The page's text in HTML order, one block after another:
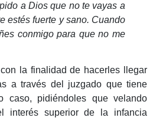
a Dios que no te vayas a
estés fuerte y sano. Cuando
conmigo para que no me
la finalidad de hacerles llegar
a través del juzgado que tiene
caso, pidiéndoles que velando
interés superior de la infancia